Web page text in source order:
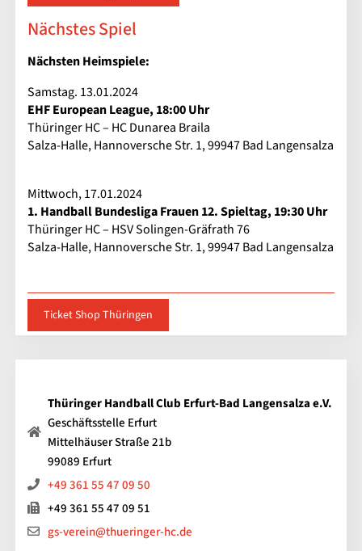
Nächstes Spiel
Nächsten Heimspiele:
Samstag. 13.01.2024
EHF European League, 18:00 Uhr
Thüringer HC – HC Dunarea Braila
Salza-Halle, Hannoversche Str. 1, 99947 Bad Langensalza
Mittwoch, 17.01.2024
1. Handball Bundesliga Frauen 12. Spieltag, 19:30 Uhr
Thüringer HC – HSV Solingen-Gräfrath 76
Salza-Halle, Hannoversche Str. 1, 99947 Bad Langensalza
Ticket Shop Thüringen
Thüringer Handball Club Erfurt-Bad Langensalza e.V.
Geschäftsstelle Erfurt
Mittelhäuser Straße 21b
99089 Erfurt
+49 361 55 47 09 50
+49 361 55 47 09 51
gs-verein@thueringer-hc.de